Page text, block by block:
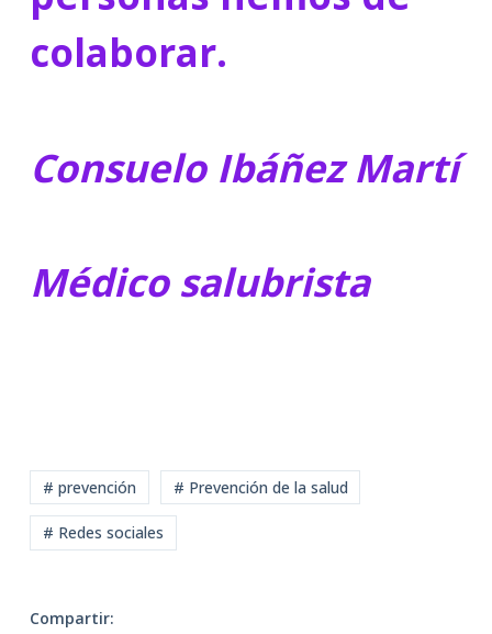
colaborar.
Consuelo Ibáñez Martí
Médico salubrista
# prevención # Prevención de la salud
# Redes sociales
Compartir: